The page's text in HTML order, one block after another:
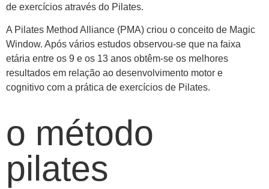
de exercícios através do Pilates.
A Pilates Method Alliance (PMA) criou o conceito de Magic
Window. Após vários estudos observou-se que na faixa
etária entre os 9 e os 13 anos obtêm-se os melhores
resultados em relação ao desenvolvimento motor e
cognitivo com a prática de exercícios de Pilates.
o método
pilates